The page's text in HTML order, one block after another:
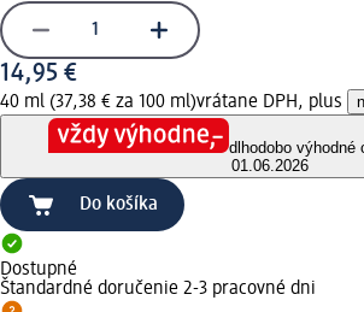
14,95 €
40 ml (37,38 € za 100 ml)vrátane DPH, plus
dlhodobo výhodné
01.06.2026
Do košíka
Dostupné
Štandardné doručenie 2-3 pracovné dni